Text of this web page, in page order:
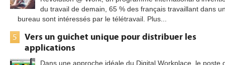
du travail de demain, 65 % des français travaillant dans
bureau sont intéressés par le télétravail. Plus...
5
Vers un guichet unique pour distribuer les
applications
Dans une approche idéale du Digital Workplace, le poste